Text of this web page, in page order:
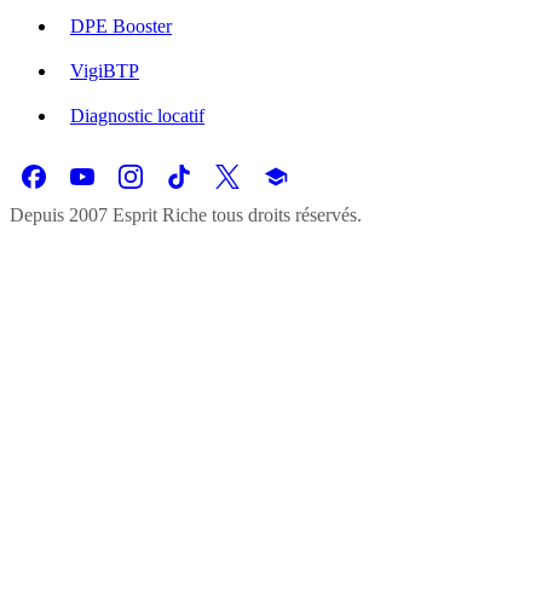
DPE Booster
VigiBTP
Diagnostic locatif
Depuis 2007 Esprit Riche tous droits réservés.